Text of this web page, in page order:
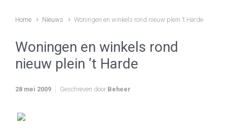
Home Nieuws Woningen en winkels rond nieuw plein ’t Harde
Woningen en winkels rond
nieuw plein ’t Harde
28 mei 2009 Geschreven door Beheer